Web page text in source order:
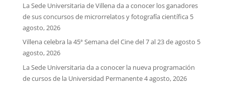
La Sede Universitaria de Villena da a conocer los ganadores
de sus concursos de microrrelatos y fotografía científica 5
agosto, 2026
Villena celebra la 45ª Semana del Cine del 7 al 23 de agosto 5
agosto, 2026
La Sede Universitaria da a conocer la nueva programación
de cursos de la Universidad Permanente4 agosto, 2026